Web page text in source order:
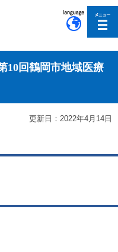
10回鶴岡市地域医療
更新日：2022年4月14日